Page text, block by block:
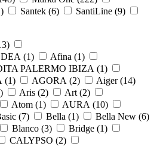
) Santek (6) SantiLine (9)
)
(1) Afina (1)
PALERMO IBIZA (1)
(1) AGORA (2) Aiger (14)
) Aris (2) Art (2)
Atom (1) AURA (10)
(7) Bella (1) Bella New (6)
Blanco (3) Bridge (1)
CALYPSO (2)